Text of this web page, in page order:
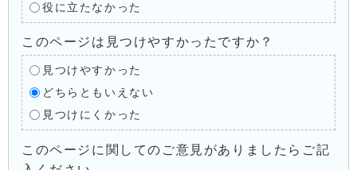
役に立たなかった
このページは見つけやすかったですか？
見つけやすかった
どちらともいえない
見つけにくかった
このページに関してのご意見がありましたらご記